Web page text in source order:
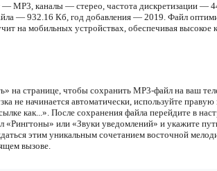
MP3, каналы — стерео, частота дискретизации —
— 932.16 Кб, год добавления — 2019. Файл
на мобильных устройствах, обеспечивая высокое
на странице, чтобы сохранить MP3-файл на ваш
не начинается автоматически, используйте правую
как...». После сохранения файла перейдите в
«Рингтоны» или «Звуки уведомлений» и укажите
этим уникальным сочетанием восточной
вызове.